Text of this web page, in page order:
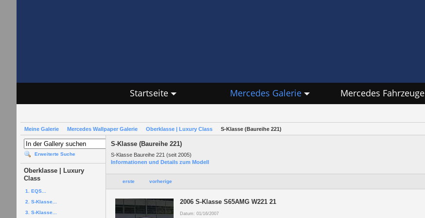
Startseite Mercedes Galerie Mercedes Fahrzeuge
Meine Galerie Mercedes Wallpaper Galerie Oberklasse | Luxury Class S-Klasse (Baureihe 221)
Erweiterte Suche
Oberklasse | Luxury
Class
1. EQS...
2. S-Klasse...
3. S-Klasse...
S-Klasse (Baureihe 221)
S-Klasse Baureihe 221 (seit 2005)
Informationen und Details zum Modell
erste vorherige
2006 S-Klasse S65AMG W221 21
Datum: 01/16/2007